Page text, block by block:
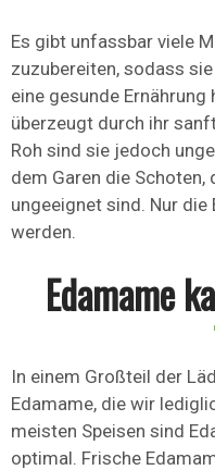
Es gibt unfassbar viele
zuzubereiten, sodass
eine gesunde Ernährung
überzeugt durch ihr
Roh sind sie jedoch
dem Garen die
ungeeignet sind. Nur
werden.
Edamame
In einem Großteil der
Edamame, die wir
meisten Speisen sind
optimal. Frische